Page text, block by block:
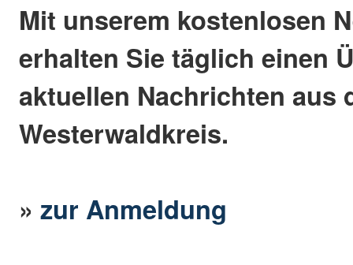
Mit unserem kostenlosen
erhalten Sie täglich einen
aktuellen Nachrichten aus
Westerwaldkreis.
»zur Anmeldung